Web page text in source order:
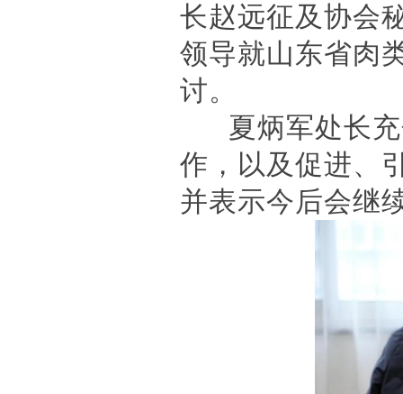
长赵远征及协会
领导就山东省肉
讨。
夏炳军处长充
作，以及促进、
并表示今后会继